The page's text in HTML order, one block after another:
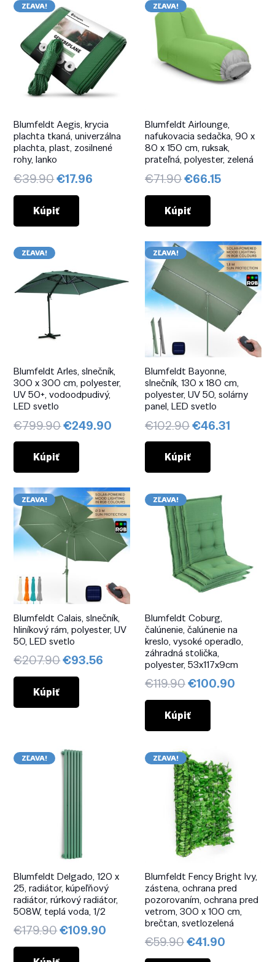
ZĽAVA!
Blumfeldt Aegis, krycia
plachta tkaná, univerzálna
plachta, plast, zosilnené
rohy, lanko
€39.90Pôvodná
cena
bola:
€39.90.
€17.96
Kúpiť
ZĽAVA!
Blumfeldt Airlounge,
nafukovacia sedačka, 90 x
80 x 150 cm, ruksak,
prateľná, polyester, zelená
€71.90Pôvodná
cena
bola:
€71.90.
€66.15Aktuálna
Kúpiť
ZĽAVA!
Blumfeldt Arles, slnečník,
300 x 300 cm, polyester,
UV 50+, vodoodpudivý,
LED svetlo
€799.90Pôvodná
cena
€799.90.
€249.90 Aktuálna
€249.90.
Kúpiť
ZĽAVA!
Blumfeldt Bayonne,
slnečník, 130 x 180 cm,
polyester, UV 50, solárny
panel, LED svetlo
€102.90Pôvodná
cena
€102.90.
€46.31
Kúpiť
ZĽAVA!
Blumfeldt Calais, slnečník,
hliníkový rám, polyester, UV
50, LED svetlo
€207.90Pôvodná
cena
€207.90.
€93.56 Aktuálna
Kúpiť
ZĽAVA!
Blumfeldt Coburg,
čalúnenie, čalúnenie na
kreslo, vysoké operadlo,
záhradná stolička,
polyester, 53x117x9cm
€119.90Pôvodná
cena
bola:
€119.90.
€100.90
Kúpiť
ZĽAVA!
Blumfeldt Delgado, 120 x
25, radiátor, kúpeľňový
radiátor, rúrkový radiátor,
508W, teplá voda, 1/2
€179.90Pôvodná
cena
€109.90 Aktuálna
ZĽAVA!
Blumfeldt Fency Bright Ivy,
zástena, ochrana pred
pozorovaním, ochrana pred
vetrom, 300 x 100 cm,
brečtan, svetlozelená
€59.90Pôvodná
cena
€41.90